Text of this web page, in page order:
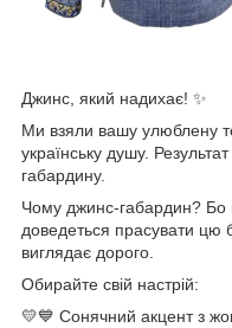
Джинс, який надихає! ✨
Ми взяли вашу улюблену
українську душу.
габардину.
Чому джинс-габардин? Бо
доведеться прасувати цю
виглядає дорого.
Обирайте свій настрій:
💛💙 Сонячний акцент з